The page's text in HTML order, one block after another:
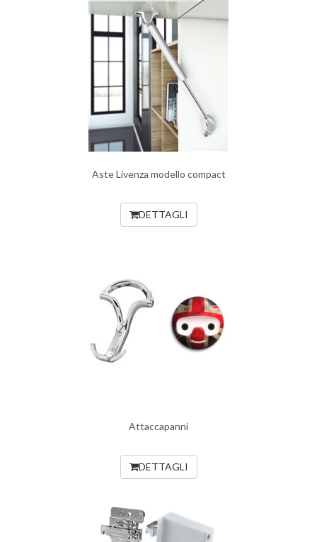
Aste Livenza modello compact
DETTAGLI
Attaccapanni
DETTAGLI